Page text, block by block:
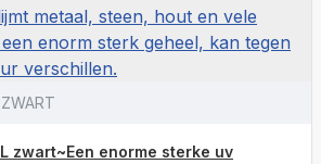
zwart~Een enorme sterke uv